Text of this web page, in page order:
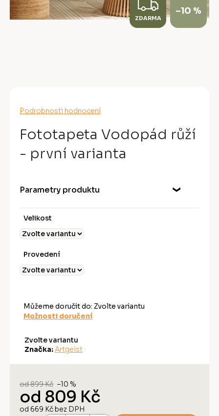
Průměrné
produktu
je
z
Podrobnosti hodnocení
Fototapeta Vodopád růží
- první varianta
Parametry produktu
Velikost
Provedení
Můžeme doručit do: Zvolte variantu
Možnosti doručení
Zvolte variantu
Značka: Artgeist
od 899 Kč –10 %
od 809 Kč
od 669 Kčbez DPH
Z
D
ZDARMA
–10 %